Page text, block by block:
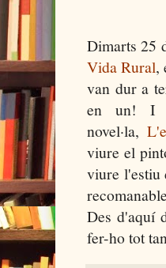
Dimarts 25
Vida Rural,
van dur a
en un! I
novel·la,
viure el
viure l'estiu
Des d'aquí
fer-ho tot